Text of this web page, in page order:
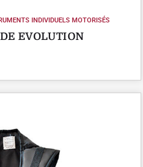
INDIVIDUELS MOTORISÉS
EVOLUTION